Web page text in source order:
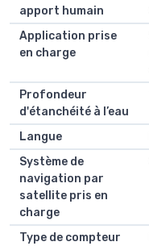
apport humain
Application prise
en charge
Profondeur
d'étanchéité à l’eau
Langue
Système de
navigation par
satellite pris en
charge
Type de compteur